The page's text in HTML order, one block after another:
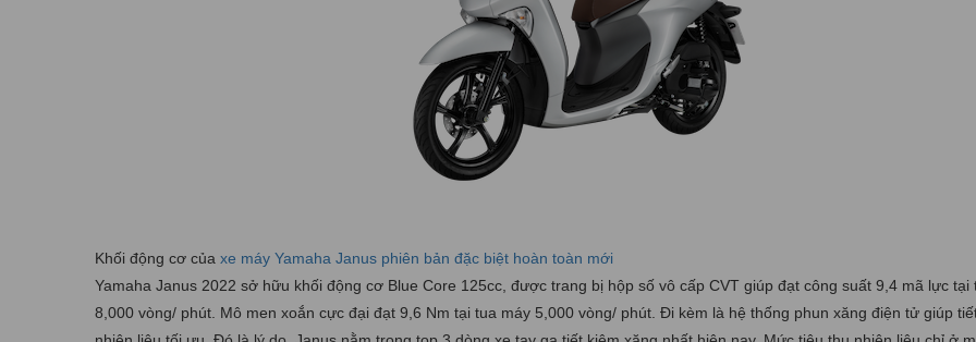
Khối động cơ của xe máy Yamaha Janus phiên bản đặc biệt hoàn toàn mới
Yamaha Janus 2022 sở hữu khối động cơ Blue Core 125cc, được trang bị hộp số vô cấp CVT giúp đạt công suất 9,4 mã lực tại
8,000 vòng/ phút. Mô men xoắn cực đại đạt 9,6 Nm tại tua máy 5,000 vòng/ phút. Đi kèm là hệ thống phun xăng điện tử giúp